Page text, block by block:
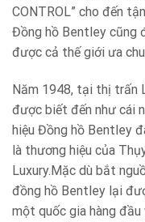
CONTROL” cho đến
Đồng hồ Bentley cũng
được cả thế giới ưa
Năm 1948, tại thị trấn
được biết đến như cái
hiệu Đồng hồ Bentley
là thương hiệu của
Luxury.Mặc dù bắt
đồng hồ Bentley lại
một quốc gia hàng